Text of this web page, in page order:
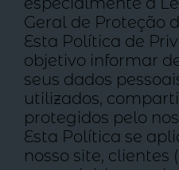
Geral de Proteção
Esta Política de
objetivo informar
seus dados
utilizados,
protegidos pelo
Esta Política se
nosso site, clientes